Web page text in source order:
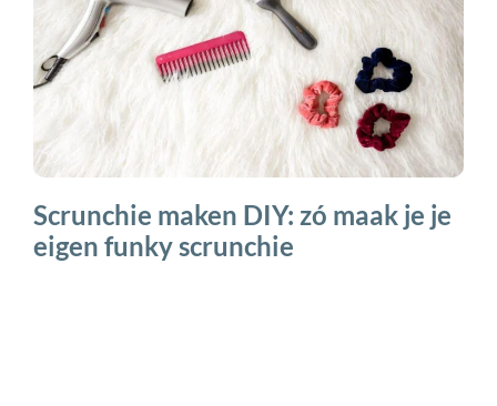
Scrunchie maken DIY: zó maak je je
eigen funky scrunchie